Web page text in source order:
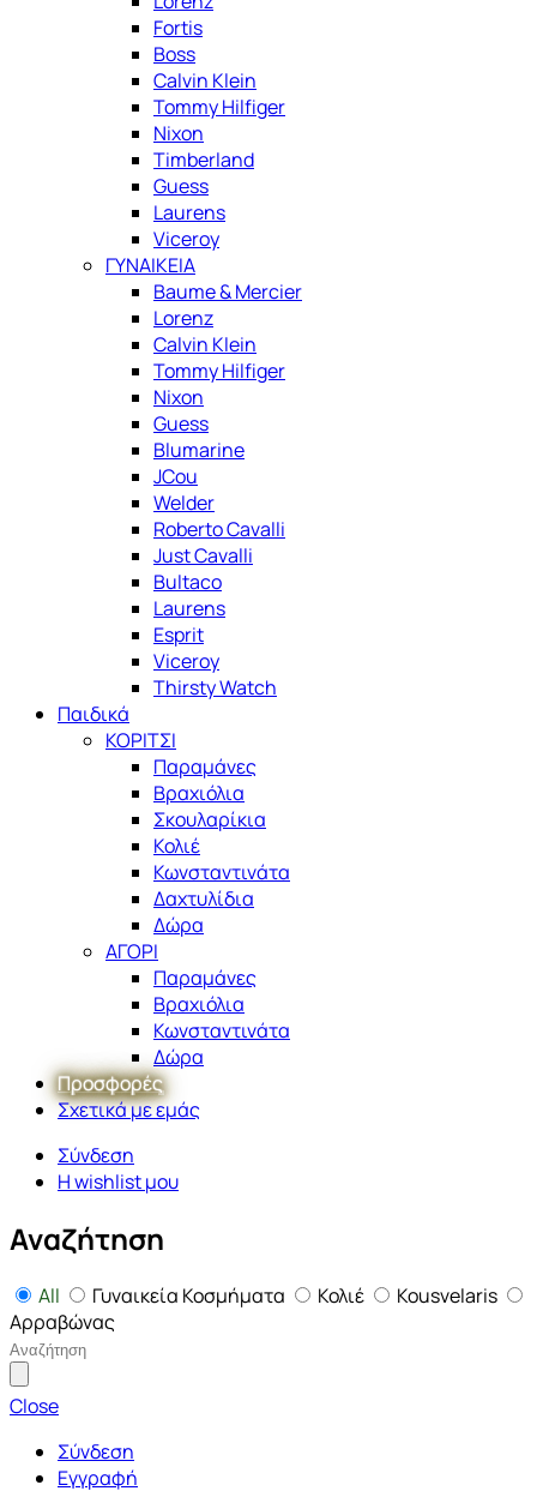
Fortis
Boss
Calvin Klein
Tommy Hilfiger
Nixon
Timberland
Guess
Laurens
Viceroy
ΓΥΝΑΙΚΕΙΑ
Baume & Mercier
Lorenz
Calvin Klein
Tommy Hilfiger
Nixon
Guess
Blumarine
JCou
Welder
Roberto Cavalli
Just Cavalli
Bultaco
Laurens
Esprit
Viceroy
Thirsty Watch
Παιδικά
ΚΟΡΙΤΣΙ
Παραμάνες
Βραχιόλια
Σκουλαρίκια
Κολιέ
Κωνσταντινάτα
Δαχτυλίδια
Δώρα
ΑΓΟΡΙ
Παραμάνες
Βραχιόλια
Κωνσταντινάτα
Δώρα
Προσφορές
Σχετικά με εμάς
Σύνδεση
Η wishlist μου
Αναζήτηση
All Γυναικεία Κοσμήματα Κολιέ
Kousvelaris
Αρραβώνας
Close
Σύνδεση
Εγγραφή